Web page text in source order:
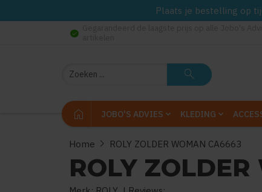
Plaats je bestelling op
check_circle
Zoeken search
home JOBO'S ADVIES KLEDING
Home chevron_right ROLY ZOLDER WOMAN CA6663
ROLY